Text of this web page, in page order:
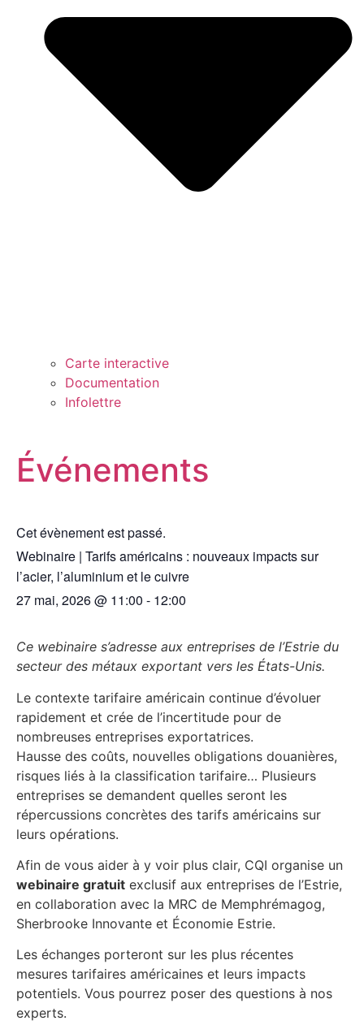
Carte interactive
Documentation
Infolettre
Événements
Cet évènement est passé.
Webinaire | Tarifs américains : nouveaux impacts sur
l’acier, l’aluminium et le cuivre
27 mai, 2026@ 11:00 - 12:00
Ce webinaire s’adresse aux entreprises de l’Estrie du
secteur des métaux exportant vers les États-Unis.
Le contexte tarifaire américain continue d’évoluer
rapidement et crée de l’incertitude pour de
nombreuses entreprises exportatrices.
Hausse des coûts, nouvelles obligations douanières,
risques liés à la classification tarifaire… Plusieurs
entreprises se demandent quelles seront les
répercussions concrètes des tarifs américains sur
leurs opérations.
Afin de vous aider à y voir plus clair, CQI organise un
webinaire gratuit exclusif aux entreprises de l’Estrie,
en collaboration avec la MRC de Memphrémagog,
Sherbrooke Innovante et Économie Estrie.
Les échanges porteront sur les plus récentes
mesures tarifaires américaines et leurs impacts
potentiels. Vous pourrez poser des questions à nos
experts.